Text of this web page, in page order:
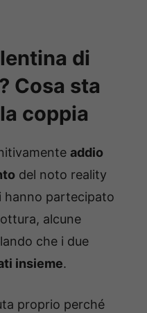
di
Cosa sta
coppia
addio
del noto reality
hanno partecipato
alcune
che i due
insieme.
proprio perché